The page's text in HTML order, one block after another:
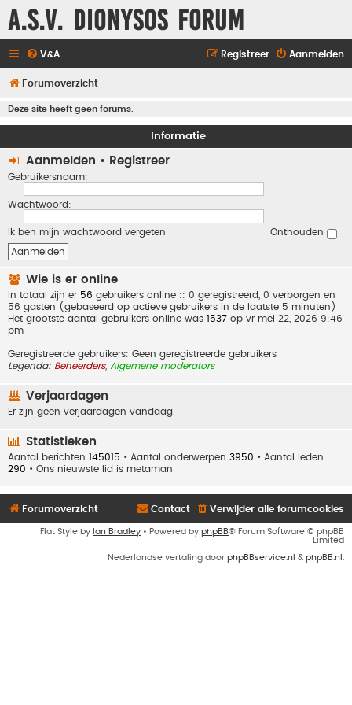
A.S.V. Dionysos Forum
V&A Aanmelden
Registreer
Forumoverzicht
Deze site heeft geen forums.
Informatie
Aanmelden • Registreer
Gebruikersnaam:
Wachtwoord:
Ik ben mijn wachtwoord vergeten Onthouden
Wie is er online
In totaal zijn er 56 gebruikers online :: 0 geregistreerd, 0 verborgen en
56 gasten (gebaseerd op actieve gebruikers in de laatste 5 minuten)
Het grootste aantal gebruikers online was 1537 op vr mei 22, 2026 9:46
pm
Geregistreerde gebruikers: Geen geregistreerde gebruikers
Legenda: Beheerders, Algemene moderators
Verjaardagen
Er zijn geen verjaardagen vandaag.
Statistieken
Aantal berichten 145015 • Aantal onderwerpen 3950 • Aantal leden
290 • Ons nieuwste lid is metaman
Forumoverzicht Verwijder alle forumcookies
Contact
Flat Style by Ian Bradley • Powered by phpBB® Forum Software © phpBB
Limited
Nederlandse vertaling door phpBBservice.nl & phpBB.nl